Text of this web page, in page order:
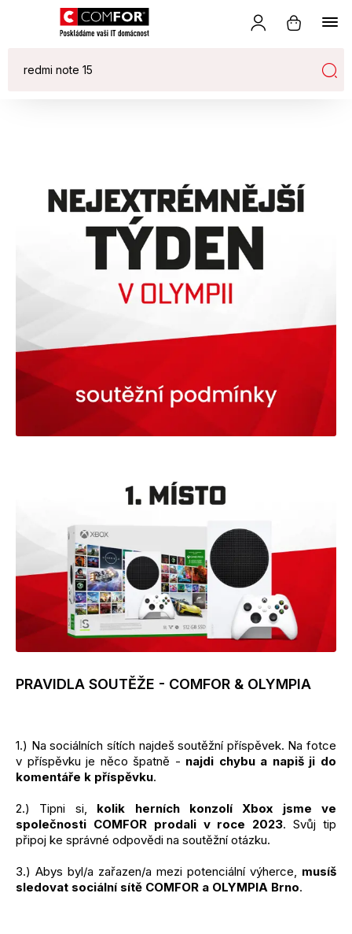
PRAVIDLA SOUTĚŽE - COMFOR & OLYMPIA
1.) Na sociálních sítích najdeš soutěžní příspěvek. Na fotce
v příspěvku je něco špatně - najdi chybu a napiš ji do
komentáře k příspěvku.
2.) Tipni si, kolik herních konzolí Xbox jsme ve
společnosti COMFOR prodali v roce 2023. Svůj tip
připoj ke správné odpovědi na soutěžní otázku.
3.) Abys byl/a zařazen/a mezi potenciální výherce, musíš
sledovat sociální sítě COMFOR a OLYMPIA Brno.